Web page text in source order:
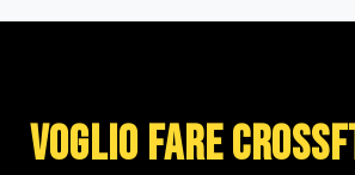
VOGLIO FARE